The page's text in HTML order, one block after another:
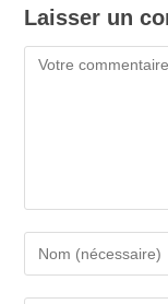
Laisser un
Commentaire
nom